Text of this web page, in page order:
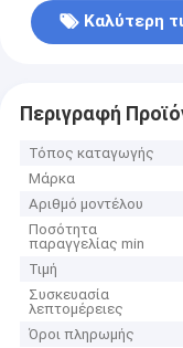
Καλύτερη
Περιγραφή
Τόπος καταγωγής
Μάρκα
Αριθμό μοντέλου
Ποσότητα
παραγγελίας min
Τιμή
Συσκευασία
λεπτομέρειες
Όροι πληρωμής